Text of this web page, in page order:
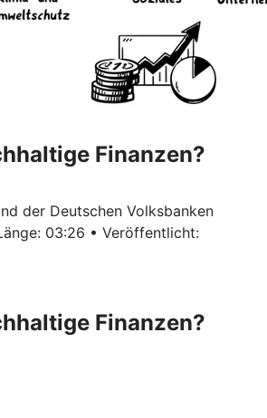
Finanzen?
der Deutschen Volksbanken
03:26 • Veröffentlicht:
Finanzen?